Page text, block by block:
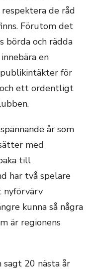
de råd
Förutom det
börda och rädda
en
för
ett ordentligt
år som
med
till
har två spelare
nyförvärv
kunna så några
är regionens
20 nästa år